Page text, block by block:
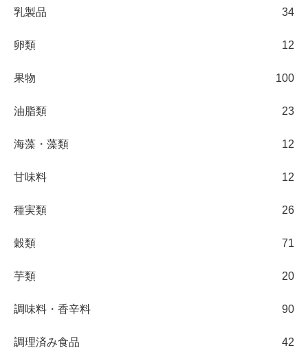
乳製品 34
卵類 12
果物 100
油脂類 23
海藻・藻類 12
甘味料 12
種実類 26
穀類 71
芋類 20
調味料・香辛料 90
調理済み食品 42